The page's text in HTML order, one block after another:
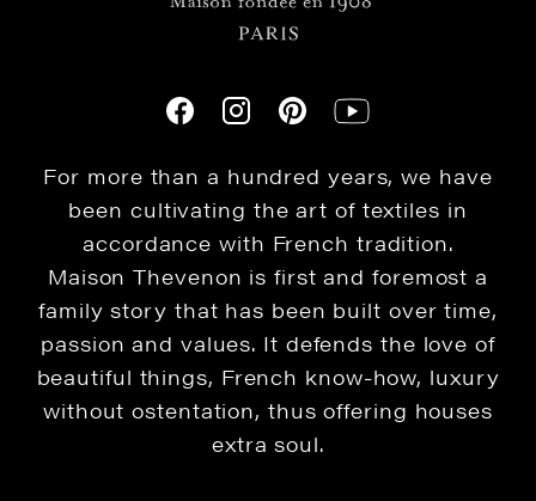
For more than a hundred years, we have
been cultivating the art of textiles in
accordance with French tradition.
Maison Thevenon is first and foremost a
family story that has been built over time,
passion and values. It defends the love of
beautiful things, French know-how, luxury
without ostentation, thus offering houses
extra soul.